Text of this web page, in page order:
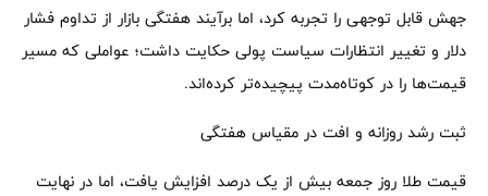
جهش قابل توجهی را تجربه کرد، اما برآیند هفتگی بازار از تداوم فشار
دلار و تغییر انتظارات سیاست پولی حکایت داشت؛ عواملی که مسیر
قیمت‌ها را در کوتاه‌مدت پیچیده‌تر کرده‌اند.
ثبت رشد روزانه و افت در مقیاس هفتگی
قیمت طلا روز جمعه بیش از یک درصد افزایش یافت، اما در نهایت